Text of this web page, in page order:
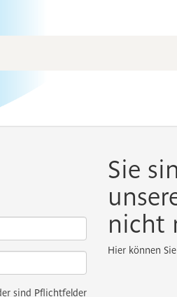
sind Pflichtfelder
Sie
nicht
Hier können